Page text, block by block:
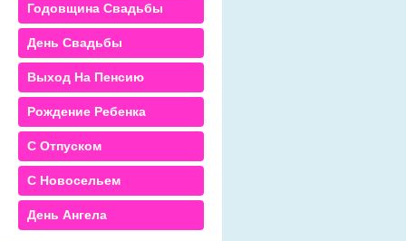
Годовщина Свадьбы
День Свадьбы
Выход На Пенсию
Рождение Ребенка
С Отпуском
С Новосельем
День Ангела